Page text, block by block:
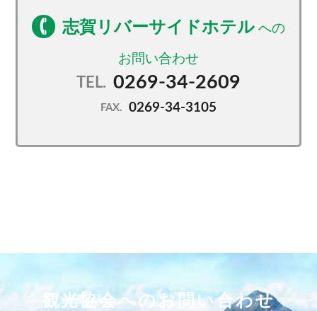
志賀リバーサイドホテル
TEL. 0269-34-2609
FAX. 0269-34-3105
観光協会へのお問い合わせ